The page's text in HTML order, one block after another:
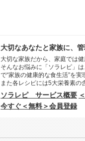
大切なあなたと家族に、
大切な家族だから、家庭では
そんなお悩みに「ソラレピ」
で“家族の健康的な食生活”を実
また各レシピには5大栄養素の
ソラレピ サービス概要
今すぐ＜無料＞会員登録